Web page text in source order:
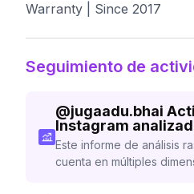
Warranty | Since 2017
Seguimiento de
@jugaadu.bhai
Instagram
Este informe de análisis
cuenta en múltiples